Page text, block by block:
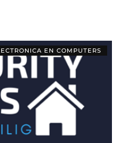
EN COMPUTERS